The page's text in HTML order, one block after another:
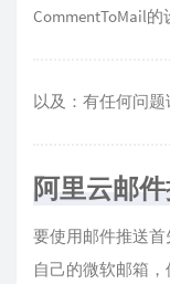
CommentToMail
以及：有任何问
阿里云邮
要使用邮件推送
自己的微软邮箱